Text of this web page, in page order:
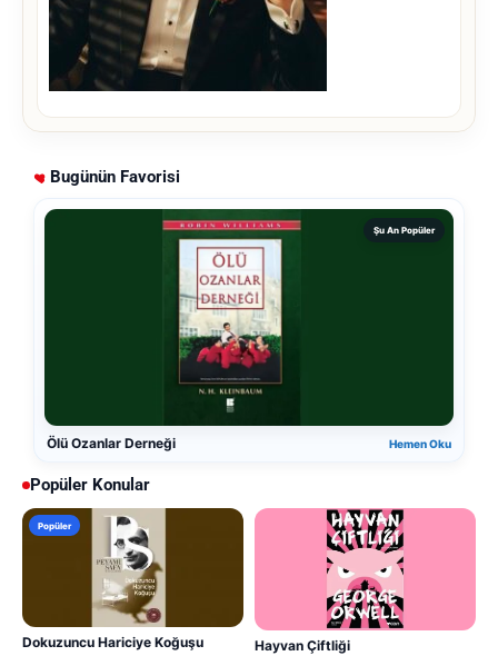
Bugünün Favorisi
Şu An Popüler
Ölü Ozanlar Derneği Hemen Oku
Popüler Konular
Popüler
Dokuzuncu Hariciye Koğuşu Hayvan Çiftliği